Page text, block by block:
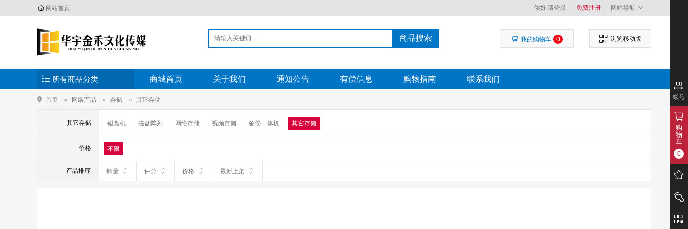
网站首页 你好,请登录 免费注册 网站导航
商品搜索 我的购物车 0 浏览移动版
所有商品分类 商城首页 关于我们 通知公告 有偿信息 购物指南 联系我们
首页 网络产品 存储 其它存储
其它存储 磁盘机 磁盘阵列 网络存储 视频存储 备份一体机 其它存储
价格 不限
产品排序 销量 评分 价格 最新上架
帐号
购
物
车
0